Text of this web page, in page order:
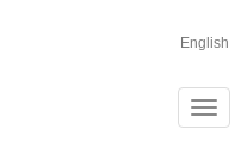
English